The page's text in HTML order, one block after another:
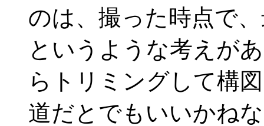
のは、撮った時点で
というような考えが
らトリミングして構
道だとでもいいかね